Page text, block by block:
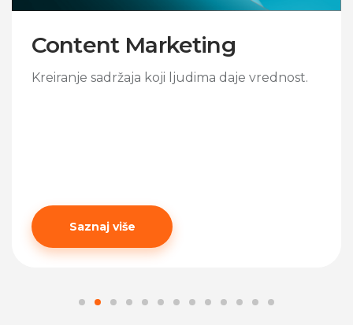
Content Marketing
Kreiranje sadržaja koji ljudima daje vrednost.
Saznaj više